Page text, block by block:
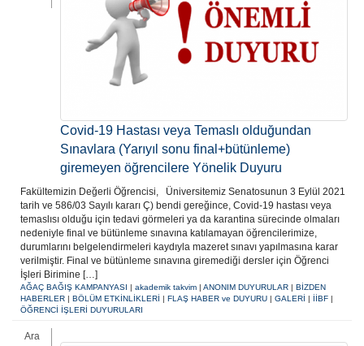
Covid-19 Hastası veya Temaslı olduğundan
Sınavlara (Yarıyıl sonu final+bütünleme)
giremeyen öğrencilere Yönelik Duyuru
Fakültemizin Değerli Öğrencisi, Üniversitemiz Senatosunun 3 Eylül 2021
tarih ve 586/03 Sayılı kararı Ç) bendi gereğince, Covid-19 hastası veya
temaslısı olduğu için tedavi görmeleri ya da karantina sürecinde olmaları
nedeniyle final ve bütünleme sınavına katılamayan öğrencilerimize,
durumlarını belgelendirmeleri kaydıyla mazeret sınavı yapılmasına karar
verilmiştir. Final ve bütünleme sınavına giremediği dersler için Öğrenci
İşleri Birimine […]
AĞAÇ BAĞIŞ KAMPANYASI | akademik takvim | ANONIM DUYURULAR | BİZDEN
HABERLER | BÖLÜM ETKİNLİKLERİ | FLAŞ HABER ve DUYURU | GALERİ | İİBF |
ÖĞRENCİ İŞLERİ DUYURULARI
Ara